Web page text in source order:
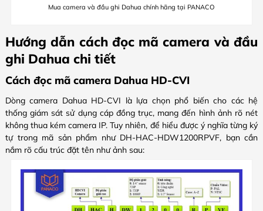
Mua camera và đầu ghi Dahua chính hãng tại PANACO
Hướng dẫn cách đọc mã camera và đầu
ghi Dahua chi tiết
Cách đọc mã camera Dahua HD-CVI
Dòng camera Dahua HD-CVI là lựa chọn phổ biến cho các hệ
thống giám sát sử dụng cáp đồng trục, mang đến hình ảnh rõ nét
không thua kém camera IP. Tuy nhiên, để hiểu được ý nghĩa từng ký
tự trong mã sản phẩm như DH-HAC-HDW1200RPVF, bạn cần
nắm rõ cấu trúc đặt tên như ảnh sau: